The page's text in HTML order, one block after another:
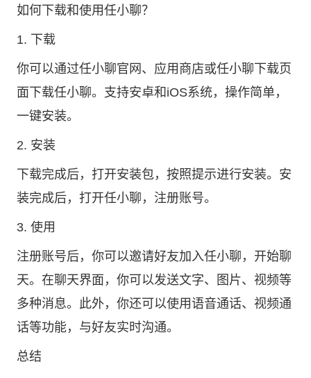
如何下载和使用任小聊？
1. 下载
你可以通过任小聊官网 、应用商店或任小聊下载页
面下载任小聊。支持安卓和iOS系统，操作简单，
一键安装。
2. 安装
下载完成后，打开安装包，按照提示进行安装。安
装完成后，打开任小聊，注册账号。
3. 使用
注册账号后，你可以邀请好友加入任小聊，开始聊
天。在聊天界面，你可以发送文字、图片、视频等
多种消息。此外，你还可以使用语音通话、视频通
话等功能，与好友实时沟通。
总结